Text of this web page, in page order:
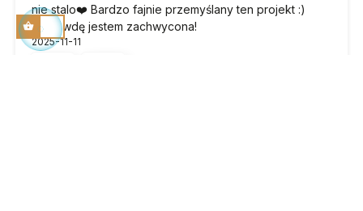
nie stalo❤️ Bardzo fajnie przemyślany ten projekt :)
naprawdę jestem zachwycona!
2025-11-11